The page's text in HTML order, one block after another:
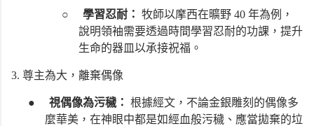
○ 學習忍耐： 牧師以摩西在曠野 40 年為例，
說明領袖需要透過時間學習忍耐的功課，提升
生命的器皿以承接祝福。
3. 尊主為大，離棄偶像
● 視偶像為污穢： 根據經文，不論金銀雕刻的偶像多
麼華美，在神眼中都是如經血般污穢、應當拋棄的垃